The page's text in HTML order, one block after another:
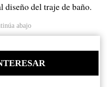
diseño del traje de baño.
abajo